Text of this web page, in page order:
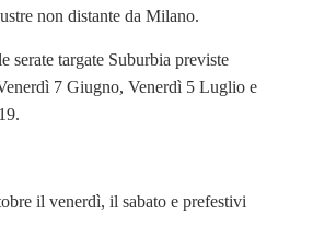
non distante da Milano.
serate targate Suburbia previste
7 Giugno, Venerdì 5 Luglio e
il venerdì, il sabato e prefestivi